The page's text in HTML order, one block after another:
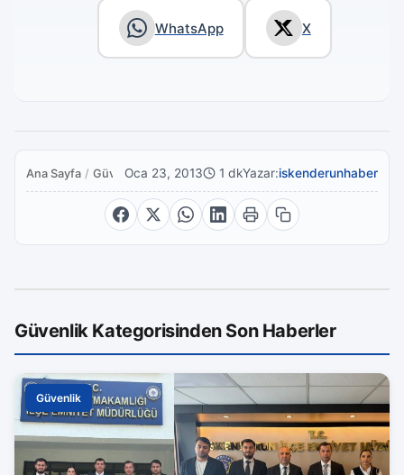
WhatsApp X
Ana Sayfa / GüvenlikOca 23, 2013 1 dkYazar:iskenderunhaber
Güvenlik Kategorisinden Son Haberler
Güvenlik